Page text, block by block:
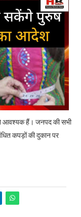
आवश्यक हैं। जनपद की सभी
कपड़ों की दुकान पर